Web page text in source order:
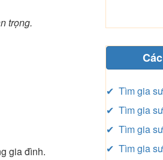
trọng.
gia đình.
✔ Tìm gia
✔ Tìm gia
✔ Tìm gia
✔ Tìm gia